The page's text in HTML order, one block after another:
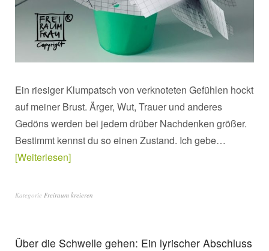
Ein riesiger Klumpatsch von verknoteten Gefühlen hockt
auf meiner Brust. Ärger, Wut, Trauer und anderes
Gedöns werden bei jedem drüber Nachdenken größer.
Bestimmt kennst du so einen Zustand. Ich gebe…
Weiterlesen
Kategorie Freiraum kreieren
Über die Schwelle gehen: Ein lyrischer Abschluss